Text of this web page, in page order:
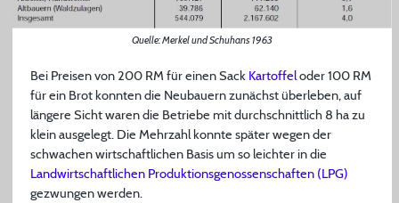
Quelle: Merkel und Schuhans 1963
Bei Preisen von 200 RM für einen Sack Kartoffeloder 100 RM
für ein Brot konnten die Neubauern zunächst überleben, auf
längere Sicht waren die Betriebe mit durchschnittlich 8 ha zu
klein ausgelegt. Die Mehrzahl konnte später wegen der
schwachen wirtschaftlichen Basis um so leichter in die
Landwirtschaftlichen Produktionsgenossenschaften (LPG)
gezwungen werden.